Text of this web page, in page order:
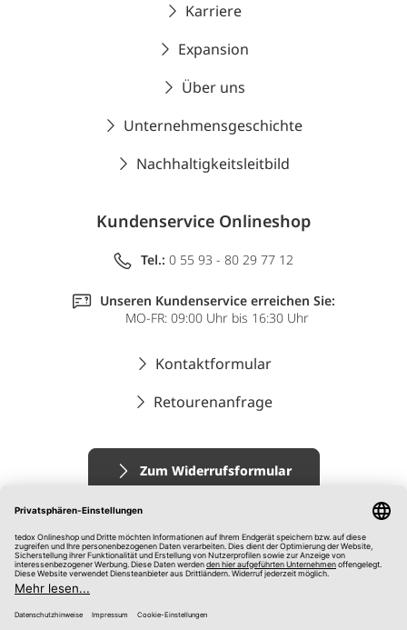
Karriere
Expansion
Über uns
Unternehmensgeschichte
Nachhaltigkeitsleitbild
Kundenservice Onlineshop
Tel.: 0 55 93 - 80 29 77 12
Unseren Kundenservice erreichen Sie:
MO-FR: 09:00 Uhr bis 16:30 Uhr
Kontaktformular
Retourenanfrage
Zum Widerrufsformular
Impressum
AGB
Datenschutz